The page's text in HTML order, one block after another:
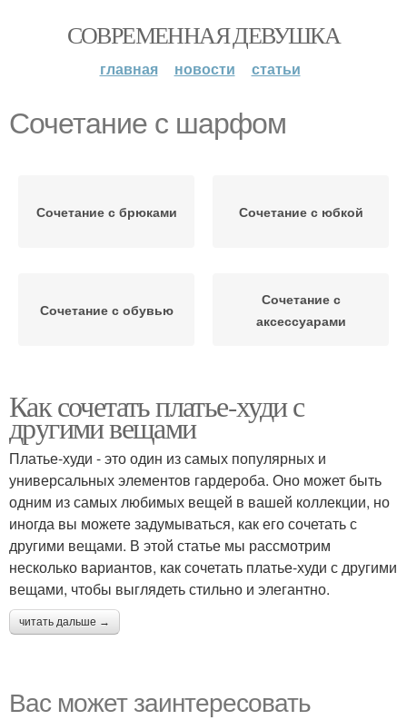
СОВРЕМЕННАЯ ДЕВУШКА
главная новости статьи
Сочетание с шарфом
Сочетание с брюками Сочетание с юбкой
Сочетание с обувью
Сочетание с
аксессуарами
Как сочетать платье-худи с
другими вещами
Платье-худи - это один из самых популярных и
универсальных элементов гардероба. Оно может быть
одним из самых любимых вещей в вашей коллекции, но
иногда вы можете задумываться, как его сочетать с
другими вещами. В этой статье мы рассмотрим
несколько вариантов, как сочетать платье-худи с другими
вещами, чтобы выглядеть стильно и элегантно.
читать дальше →
Вас может заинтересовать